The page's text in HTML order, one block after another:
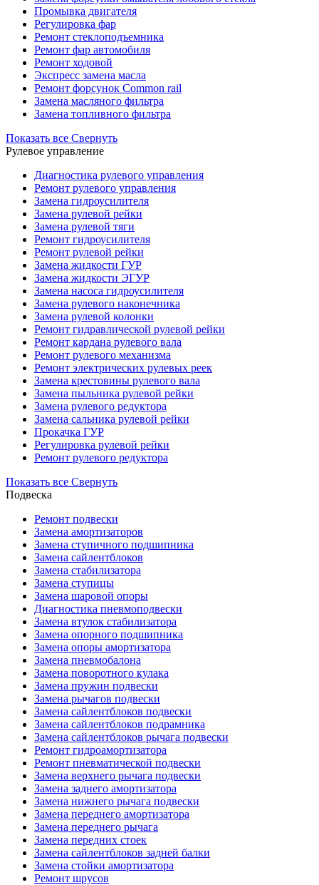
Промывка двигателя
Регулировка фар
Ремонт стеклоподъемника
Ремонт фар автомобиля
Ремонт ходовой
Экспресс замена масла
Ремонт форсунок Common rail
Замена масляного фильтра
Замена топливного фильтра
Показать все Свернуть
Рулевое управление
Диагностика рулевого управления
Ремонт рулевого управления
Замена гидроусилителя
Замена рулевой рейки
Замена рулевой тяги
Ремонт гидроусилителя
Ремонт рулевой рейки
Замена жидкости ГУР
Замена жидкости ЭГУР
Замена насоса гидроусилителя
Замена рулевого наконечника
Замена рулевой колонки
Ремонт гидравлической рулевой рейки
Ремонт кардана рулевого вала
Ремонт рулевого механизма
Ремонт электрических рулевых реек
Замена крестовины рулевого вала
Замена пыльника рулевой рейки
Замена рулевого редуктора
Замена сальника рулевой рейки
Прокачка ГУР
Регулировка рулевой рейки
Ремонт рулевого редуктора
Показать все Свернуть
Подвеска
Ремонт подвески
Замена амортизаторов
Замена ступичного подшипника
Замена сайлентблоков
Замена стабилизатора
Замена ступицы
Замена шаровой опоры
Диагностика пневмоподвески
Замена втулок стабилизатора
Замена опорного подшипника
Замена опоры амортизатора
Замена пневмобалона
Замена поворотного кулака
Замена пружин подвески
Замена рычагов подвески
Замена сайлентблоков подвески
Замена сайлентблоков подрамника
Замена сайлентблоков рычага подвески
Ремонт гидроамортизатора
Ремонт пневматической подвески
Замена верхнего рычага подвески
Замена заднего амортизатора
Замена нижнего рычага подвески
Замена переднего амортизатора
Замена переднего рычага
Замена передних стоек
Замена сайлентблоков задней балки
Замена стойки амортизатора
Ремонт шрусов